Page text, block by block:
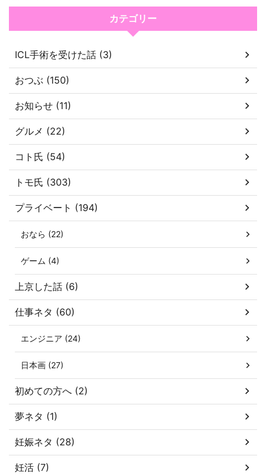
カテゴリー
ICL手術を受けた話 (3)
おつぶ (150)
お知らせ (11)
グルメ (22)
コト氏 (54)
トモ氏 (303)
プライベート (194)
おなら (22)
ゲーム (4)
上京した話 (6)
仕事ネタ (60)
エンジニア (24)
日本画 (27)
初めての方へ (2)
夢ネタ (1)
妊娠ネタ (28)
妊活 (7)